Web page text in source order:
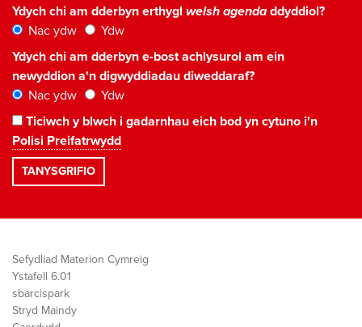
Ydych chi am dderbyn erthygl welsh agendaddyddiol?
Nac ydw
Ydw
Ydych chi am dderbyn e-bost achlysurol am ein
newyddion a'n digwyddiadau diweddaraf?
Nac ydw
Ydw
Ticiwch y blwch i gadarnhau eich bod yn cytuno i'n
Polisi Preifatrwydd
Sefydliad Materion Cymreig
Ystafell 6.01
sbarc|spark
Stryd Maindy